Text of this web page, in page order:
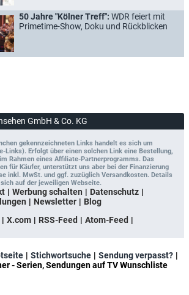
50 Jahre "Kölner Treff": WDR feiert mit
Primetime-Show, Doku und Rückblicken
GmbH & Co. KG
gekennzeichneten Links handelt es sich um
Links). Erfolgt über einen solchen Link eine Bestellung,
Rahmen eines Affiliate-Partnerprogramms. Das
für Käufer, unterstützt uns aber bei der Finanzierung
inkl. MwSt. und ggf. zuzüglich Versandkosten. Details
auf der jeweiligen Webseite.
Werbung schalten
Datenschutz
Newsletter
Blog
X.com RSS-Feed
Atom-Feed
Stichwortsuche
Sendung verpasst?
- Serien, Sendungen auf TV Wunschliste